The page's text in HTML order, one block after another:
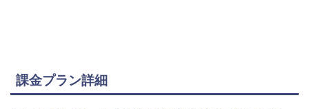
課金プラン詳細